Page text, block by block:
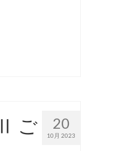
20
10月 2023
ご